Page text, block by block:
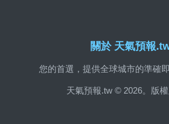
關於 天氣預報
您的首選，提供全球城市的準確
天氣預報.tw © 2026。版權